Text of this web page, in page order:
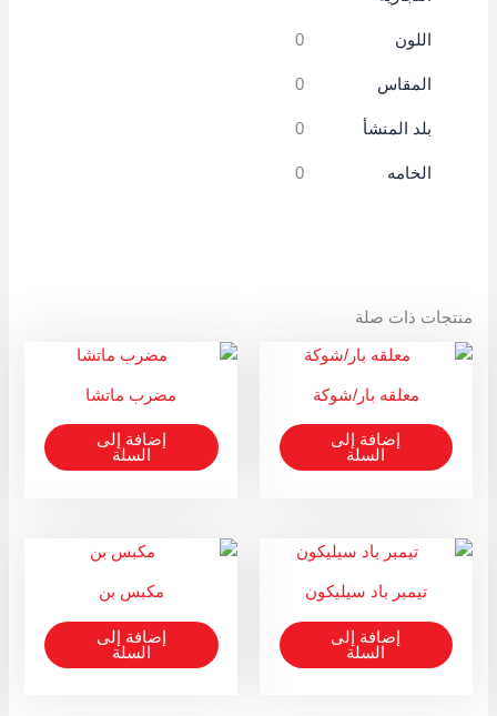
اللون 0
المقاس 0
بلد المنشأ 0
الخامه 0
منتجات ذات صلة
معلقه بار/شوكة
إضافة إلى
السلة
مضرب ماتشا
إضافة إلى
السلة
تيمبر باد سيليكون
إضافة إلى
السلة
مكبس بن
إضافة إلى
السلة